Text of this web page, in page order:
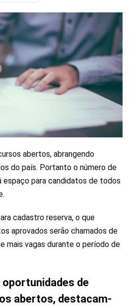
abertos, abrangendo
do país. Portanto o número de
espaço para candidatos de todos
cadastro reserva, o que
aprovados serão chamados de
mais vagas durante o período de
de
abertos, destacam-